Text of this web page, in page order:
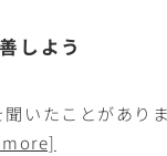
しよう
いたことがあり